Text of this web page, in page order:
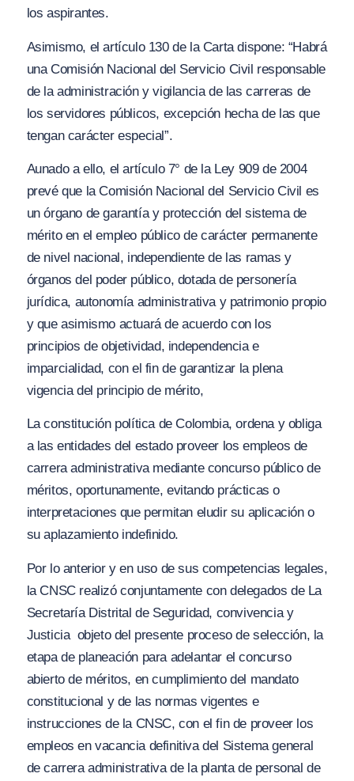
los aspirantes.
Asimismo, el artículo 130 de la Carta dispone: “Habrá
una Comisión Nacional del Servicio Civil responsable
de la administración y vigilancia de las carreras de
los servidores públicos, excepción hecha de las que
tengan carácter especial”.
Aunado a ello, el artículo 7° de la Ley 909 de 2004
prevé que la Comisión Nacional del Servicio Civil es
un órgano de garantía y protección del sistema de
mérito en el empleo público de carácter permanente
de nivel nacional, independiente de las ramas y
órganos del poder público, dotada de personería
jurídica, autonomía administrativa y patrimonio propio
y que asimismo actuará de acuerdo con los
principios de objetividad, independencia e
imparcialidad, con el fin de garantizar la plena
vigencia del principio de mérito,
La constitución política de Colombia, ordena y obliga
a las entidades del estado proveer los empleos de
carrera administrativa mediante concurso público de
méritos, oportunamente, evitando prácticas o
interpretaciones que permitan eludir su aplicación o
su aplazamiento indefinido.
Por lo anterior y en uso de sus competencias legales,
la CNSC realizó conjuntamente con delegados de La
Secretaría Distrital de Seguridad, convivencia y
Justicia objeto del presente proceso de selección, la
etapa de planeación para adelantar el concurso
abierto de méritos, en cumplimiento del mandato
constitucional y de las normas vigentes e
instrucciones de la CNSC, con el fin de proveer los
empleos en vacancia definitiva del Sistema general
de carrera administrativa de la planta de personal de